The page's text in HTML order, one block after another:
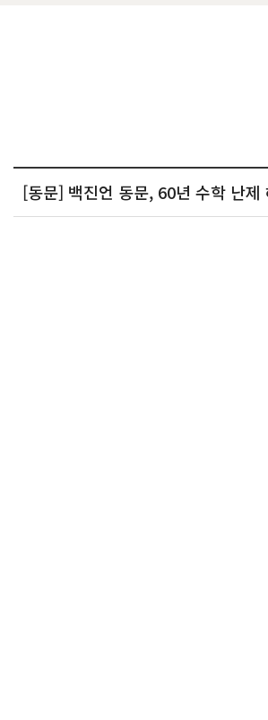
[동문] 백진언 동문, 60년 수학 난